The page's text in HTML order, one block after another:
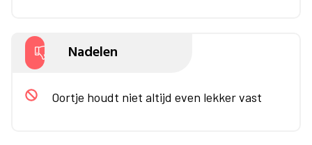
Nadelen
Oortje houdt niet altijd even lekker vast